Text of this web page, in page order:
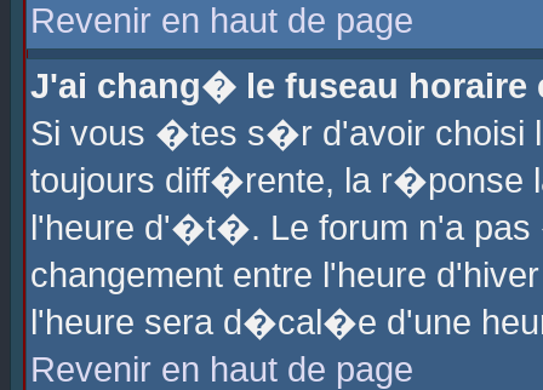
Revenir en haut de page
J'ai chang� le fuseau horaire
Si vous �tes s�r d'avoir choisi
toujours diff�rente, la r�ponse
l'heure d'�t�. Le forum n'a
changement entre l'heure
l'heure sera d�cal�e d'une
Revenir en haut de page